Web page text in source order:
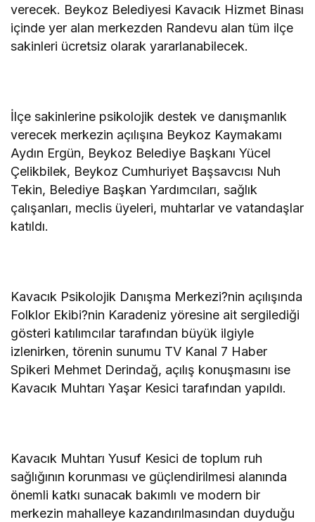
verecek. Beykoz Belediyesi Kavacık Hizmet Binası
içinde yer alan merkezden Randevu alan tüm ilçe
sakinleri ücretsiz olarak yararlanabilecek.
İlçe sakinlerine psikolojik destek ve danışmanlık
verecek merkezin açılışına Beykoz Kaymakamı
Aydın Ergün, Beykoz Belediye Başkanı Yücel
Çelikbilek, Beykoz Cumhuriyet Başsavcısı Nuh
Tekin, Belediye Başkan Yardımcıları, sağlık
çalışanları, meclis üyeleri, muhtarlar ve vatandaşlar
katıldı.
Kavacık Psikolojik Danışma Merkezi?nin açılışında
Folklor Ekibi?nin Karadeniz yöresine ait sergilediği
gösteri katılımcılar tarafından büyük ilgiyle
izlenirken, törenin sunumu TV Kanal 7 Haber
Spikeri Mehmet Derindağ, açılış konuşmasını ise
Kavacık Muhtarı Yaşar Kesici tarafından yapıldı.
Kavacık Muhtarı Yusuf Kesici de toplum ruh
sağlığının korunması ve güçlendirilmesi alanında
önemli katkı sunacak bakımlı ve modern bir
merkezin mahalleye kazandırılmasından duyduğu